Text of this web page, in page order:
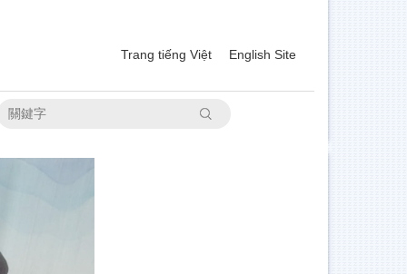
Trang tiếng Việt English Site
搜尋